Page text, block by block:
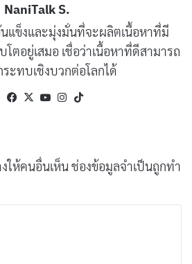
ชูกำลังให้รู้สึกกระชุ่มกระชวยขึ้น)
ทียมเพราะพวกเขาเกลียดชังกลิ่นที่
ญิงม่าย ,วัยรุ่น และบรรดาผู้ที่
ทียมมีประโยชน์ต่อสุขภาพ พิสูจน์แล้ว!
NaniTalk S.
แข็งและมุ่งมั่นที่จะผลิตเนื้อหาที่มี
ตอยู่เสมอ เชื่อว่าเนื้อหาที่ดีสามารถ
ะทบเชิงบวกต่อโลกได้
WebsiteFacebook
X YouTubeInstagram
ให้คนอื่นเห็น ช่องข้อมูลจำเป็นถูกทำ